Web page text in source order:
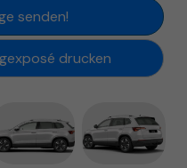
senden!
drucken